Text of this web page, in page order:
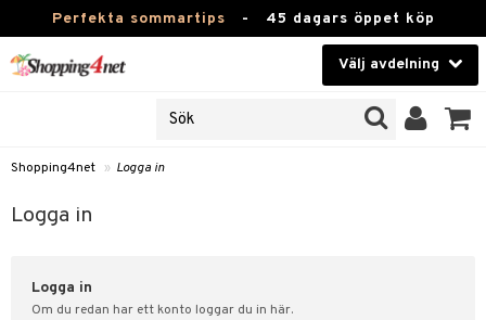
Perfekta sommartips - 45 dagars öppet köp
Välj avdelning
Kontaktlinser
Hälsokost
Fitness
Shopping4net » Logga in
Logga in
Logga in
Om du redan har ett konto loggar du in här.